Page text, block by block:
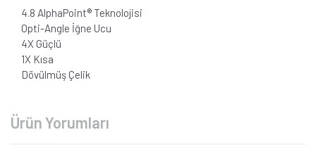
4.8 AlphaPoint® Teknolojisi
Opti-Angle İğne Ucu
4X Güçlü
1X Kısa
Dövülmüş Çelik
Ürün Yorumları